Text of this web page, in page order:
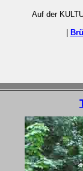
Auf der